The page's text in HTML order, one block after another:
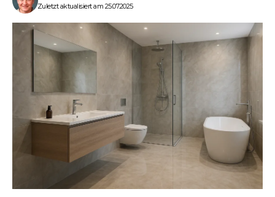
Zuletzt aktualisiert am 25.07.2025